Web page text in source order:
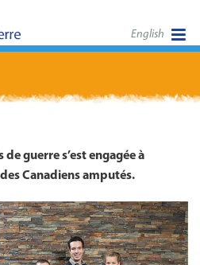
English
de guerre s’est engagée à
Canadiens amputés.